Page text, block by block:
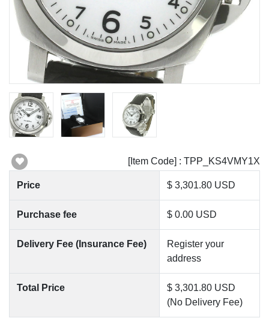
[Item Code] : TPP_KS4VMY1X
Price $ 3,301.80 USD
Purchase fee $ 0.00 USD
Delivery Fee (Insurance Fee)
Register your
address
Total Price
$ 3,301.80 USD
(No Delivery Fee)